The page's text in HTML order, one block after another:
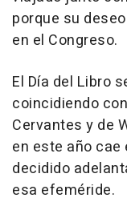
porque su
en el Congreso.
El Día del Libro
coincidiendo
Cervantes y de
en este año cae
decidido
esa efeméride.